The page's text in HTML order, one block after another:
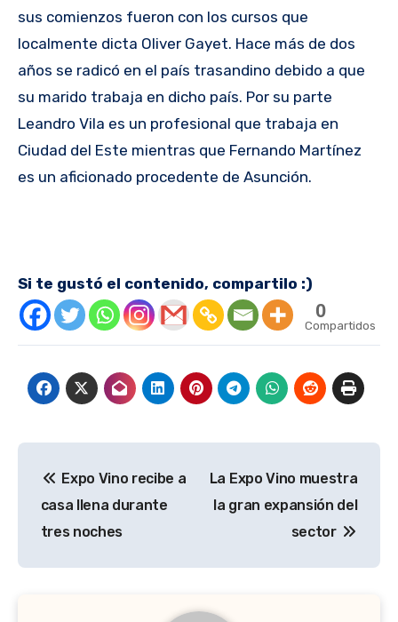
sus comienzos fueron con los cursos que
localmente dicta Oliver Gayet. Hace más de dos
años se radicó en el país trasandino debido a que
su marido trabaja en dicho país. Por su parte
Leandro Vila es un profesional que trabaja en
Ciudad del Este mientras que Fernando Martínez
es un aficionado procedente de Asunción.
Si te gustó el contenido, compartilo :)
0
Compartidos
de
entradas
Expo Vino recibe a
casa llena durante
tres noches
La Expo Vino muestra
la gran expansión del
sector